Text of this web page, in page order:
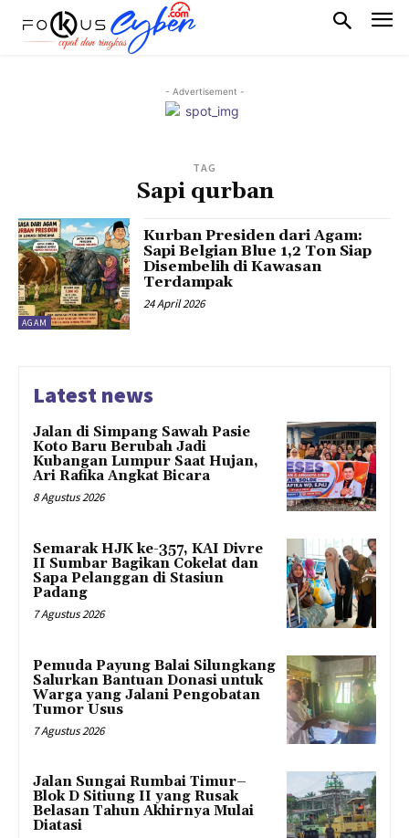
- Advertisement -
TAG
Sapi qurban
AGAM
Kurban Presiden dari Agam:
Sapi Belgian Blue 1,2 Ton Siap
Disembelih di Kawasan
Terdampak
24 April 2026
Latest news
Jalan di Simpang Sawah Pasie
Koto Baru Berubah Jadi
Kubangan Lumpur Saat Hujan,
Ari Rafika Angkat Bicara
8 Agustus 2026
Semarak HJK ke-357, KAI Divre
II Sumbar Bagikan Cokelat dan
Sapa Pelanggan di Stasiun
Padang
7 Agustus 2026
Pemuda Payung Balai Silungkang
Salurkan Bantuan Donasi untuk
Warga yang Jalani Pengobatan
Tumor Usus
7 Agustus 2026
Jalan Sungai Rumbai Timur–
Blok D Sitiung II yang Rusak
Belasan Tahun Akhirnya Mulai
Diatasi